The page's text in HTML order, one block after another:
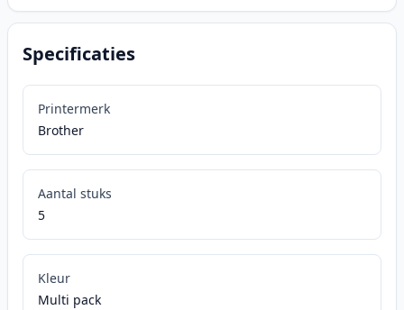
Specificaties
Printermerk
Brother
Aantal stuks
5
Kleur
Multi pack